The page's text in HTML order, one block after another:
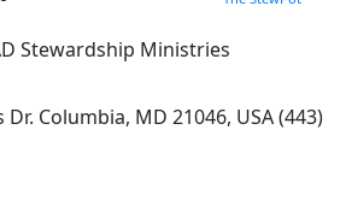
Stewardship Ministries
Dr. Columbia, MD 21046, USA(443)